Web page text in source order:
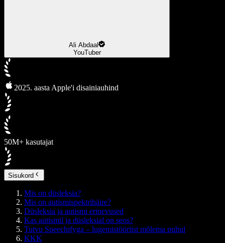
Ali Abdaal
YouTuber
2025. aasta Apple'i disainiauhind
50M+ kasutajat
Sisukord
Mis on düsleksia?
Mis on autismispektrihäire?
Düsleksia ja autismi erinevused
Kas autismil ja düsleksial on seos?
Tutvu Speechifyga – lugemistööriist mõlema puhul
KKK